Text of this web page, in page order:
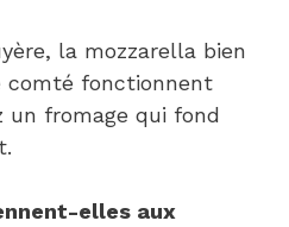
la mozzarella bien
comté fonctionnent
un fromage qui fond
elles aux